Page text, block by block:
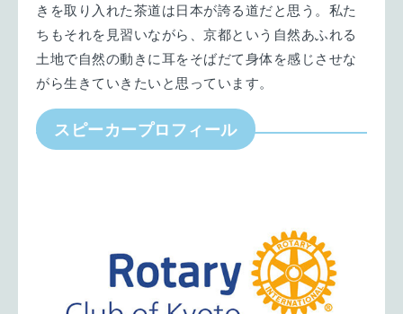
きを取り入れた茶道は日本が誇る道だと思う。私た
ちもそれを見習いながら、京都という自然あふれる
土地で自然の動きに耳をそばだて身体を感じさせな
がら生きていきたいと思っています。
スピーカープロフィール